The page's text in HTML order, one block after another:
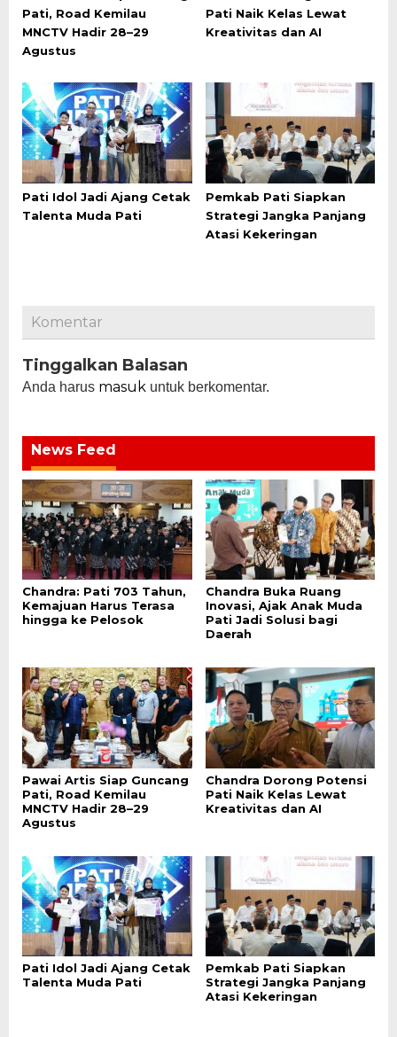
Pati, Road Kemilau
MNCTV Hadir 28–29
Agustus
Pati Naik Kelas Lewat
Kreativitas dan AI
Pati Idol Jadi Ajang Cetak
Talenta Muda Pati
Pemkab Pati Siapkan
Strategi Jangka Panjang
Atasi Kekeringan
Komentar
Tinggalkan Balasan
Anda harus masuk untuk berkomentar.
News Feed
Chandra: Pati 703 Tahun,
Kemajuan Harus Terasa
hingga ke Pelosok
Chandra Buka Ruang
Inovasi, Ajak Anak Muda
Pati Jadi Solusi bagi
Daerah
Pawai Artis Siap Guncang
Pati, Road Kemilau
MNCTV Hadir 28–29
Agustus
Chandra Dorong Potensi
Pati Naik Kelas Lewat
Kreativitas dan AI
Pati Idol Jadi Ajang Cetak
Talenta Muda Pati
Pemkab Pati Siapkan
Strategi Jangka Panjang
Atasi Kekeringan